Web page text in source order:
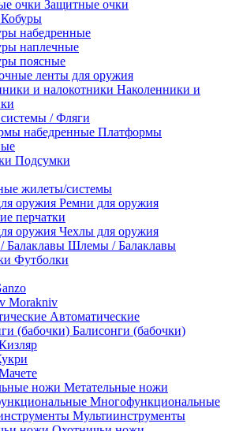
Защитные очки
Кобуры
набедренные
наплечные
поясные
ленты для оружия
Наколенники и
/ Фляги
Платформы
Подсумки
жилеты/системы
Ремни для оружия
перчатки
Чехлы для оружия
Шлемы / Балаклавы
Футболки
Morakniv
Автоматические
Балисонги (бабочки)
Метательные ножи
Многофункциональные
Мультиинструменты